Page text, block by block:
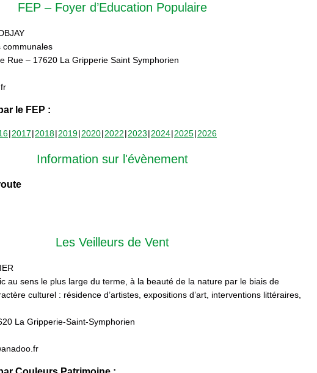
FEP – Foyer d’Education Populaire
communales
Rue – 17620 La Gripperie Saint Symphorien
le FEP :
2017 2018 2019 2020 2022 2023 2024 2025 2026
Information sur l'évènement
Les Veilleurs de Vent
au sens le plus large du terme, à la beauté de la nature par le biais de
culturel : résidence d’artistes, expositions d’art, interventions littéraires,
La Gripperie-Saint-Symphorien